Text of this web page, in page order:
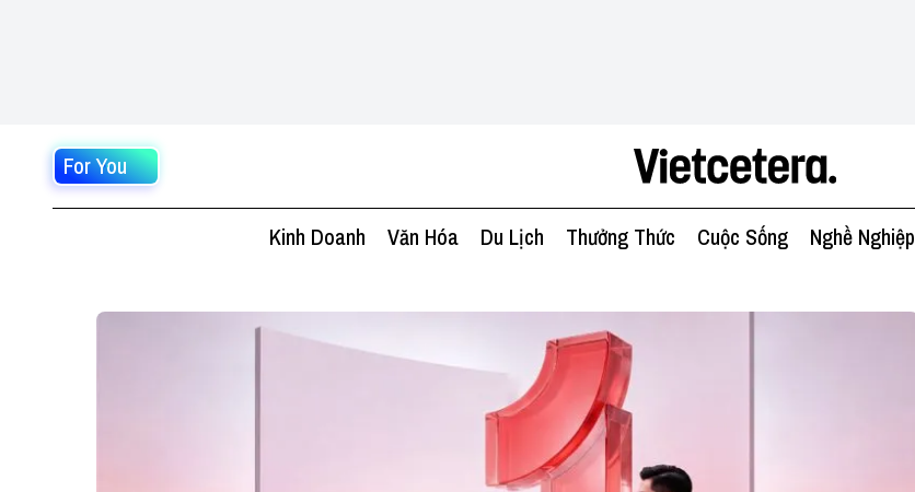
For You
Kinh Doanh Văn Hóa Du Lịch Thưởng Thức Cuộc Sống Nghề Nghiệp